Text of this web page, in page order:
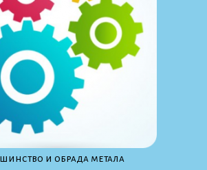
и обрада метала